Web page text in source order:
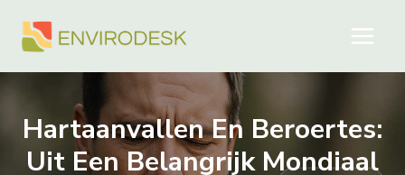
naar
Hartaanvallen En Beroertes:
Uit Een Belangrijk Mondiaal